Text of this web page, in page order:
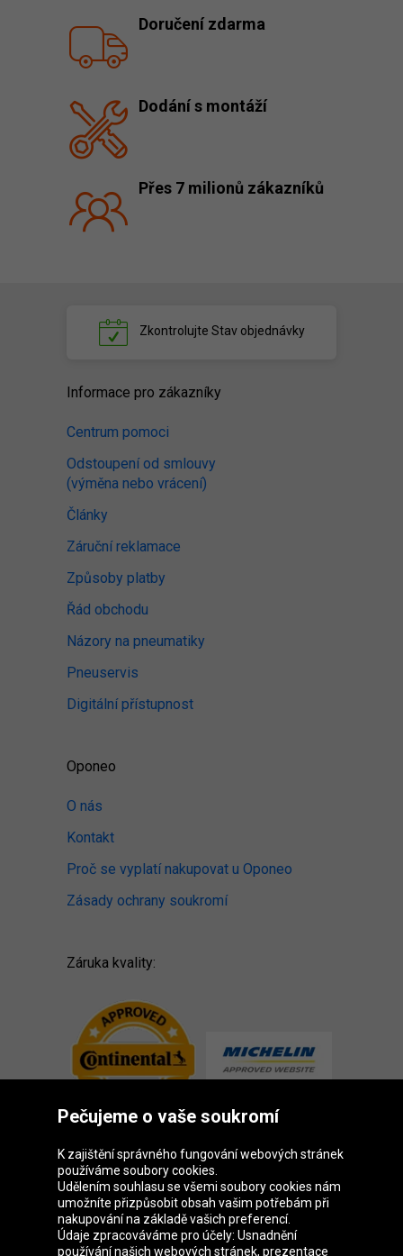
Doručení zdarma
Dodání s montáží
Přes 7 milionů zákazníků
Zkontrolujte Stav objednávky
Informace pro zákazníky
Centrum pomoci
Odstoupení od smlouvy
(výměna nebo vrácení)
Články
Záruční reklamace
Způsoby platby
Řád obchodu
Názory na pneumatiky
Pneuservis
Digitální přístupnost
Oponeo
O nás
Kontakt
Proč se vyplatí nakupovat u Oponeo
Zásady ochrany soukromí
Záruka kvality:
Skupina Oponeo
Pečujeme o vaše soukromí
K zajištění správného fungování webových stránek
používáme soubory cookies.
Udělením souhlasu se všemi soubory cookies nám
umožníte přizpůsobit obsah vašim potřebám při
nakupování na základě vašich preferencí.
Údaje zpracováváme pro účely: Usnadnění
používání našich webových stránek, prezentace